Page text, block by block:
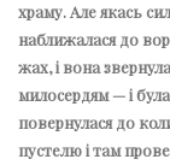
храму. Але якась
наближалася до
жах, і вона
милосердям — і
повернулася до
пустелю і там